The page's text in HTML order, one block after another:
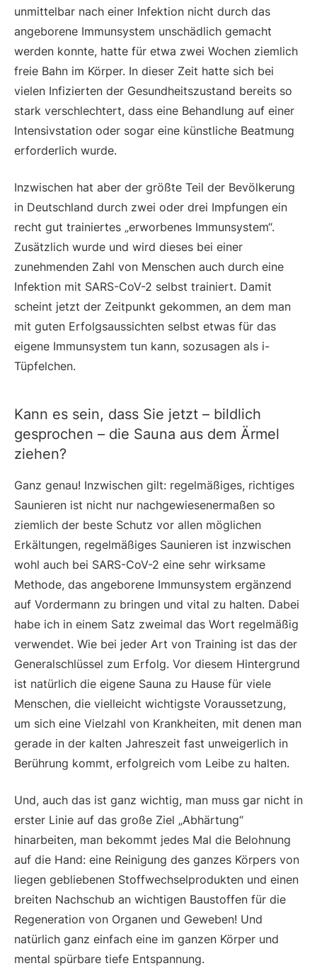
unmittelbar nach einer Infektion nicht durch das
angeborene Immunsystem unschädlich gemacht
werden konnte, hatte für etwa zwei Wochen ziemlich
freie Bahn im Körper. In dieser Zeit hatte sich bei
vielen Infizierten der Gesundheitszustand bereits so
stark verschlechtert, dass eine Behandlung auf einer
Intensivstation oder sogar eine künstliche Beatmung
erforderlich wurde.
Inzwischen hat aber der größte Teil der Bevölkerung
in Deutschland durch zwei oder drei Impfungen ein
recht gut trainiertes „erworbenes Immunsystem“.
Zusätzlich wurde und wird dieses bei einer
zunehmenden Zahl von Menschen auch durch eine
Infektion mit SARS-CoV-2 selbst trainiert. Damit
scheint jetzt der Zeitpunkt gekommen, an dem man
mit guten Erfolgsaussichten selbst etwas für das
eigene Immunsystem tun kann, sozusagen als i-
Tüpfelchen.
Kann es sein, dass Sie jetzt – bildlich
gesprochen – die Sauna aus dem Ärmel
ziehen?
Ganz genau! Inzwischen gilt: regelmäßiges, richtiges
Saunieren ist nicht nur nachgewiesenermaßen so
ziemlich der beste Schutz vor allen möglichen
Erkältungen, regelmäßiges Saunieren ist inzwischen
wohl auch bei SARS-CoV-2 eine sehr wirksame
Methode, das angeborene Immunsystem ergänzend
auf Vordermann zu bringen und vital zu halten. Dabei
habe ich in einem Satz zweimal das Wort regelmäßig
verwendet. Wie bei jeder Art von Training ist das der
Generalschlüssel zum Erfolg. Vor diesem Hintergrund
ist natürlich die eigene Sauna zu Hause für viele
Menschen, die vielleicht wichtigste Voraussetzung,
um sich eine Vielzahl von Krankheiten, mit denen man
gerade in der kalten Jahreszeit fast unweigerlich in
Berührung kommt, erfolgreich vom Leibe zu halten.
Und, auch das ist ganz wichtig, man muss gar nicht in
erster Linie auf das große Ziel „Abhärtung“
hinarbeiten, man bekommt jedes Mal die Belohnung
auf die Hand: eine Reinigung des ganzes Körpers von
liegen gebliebenen Stoffwechselprodukten und einen
breiten Nachschub an wichtigen Baustoffen für die
Regeneration von Organen und Geweben! Und
natürlich ganz einfach eine im ganzen Körper und
mental spürbare tiefe Entspannung.